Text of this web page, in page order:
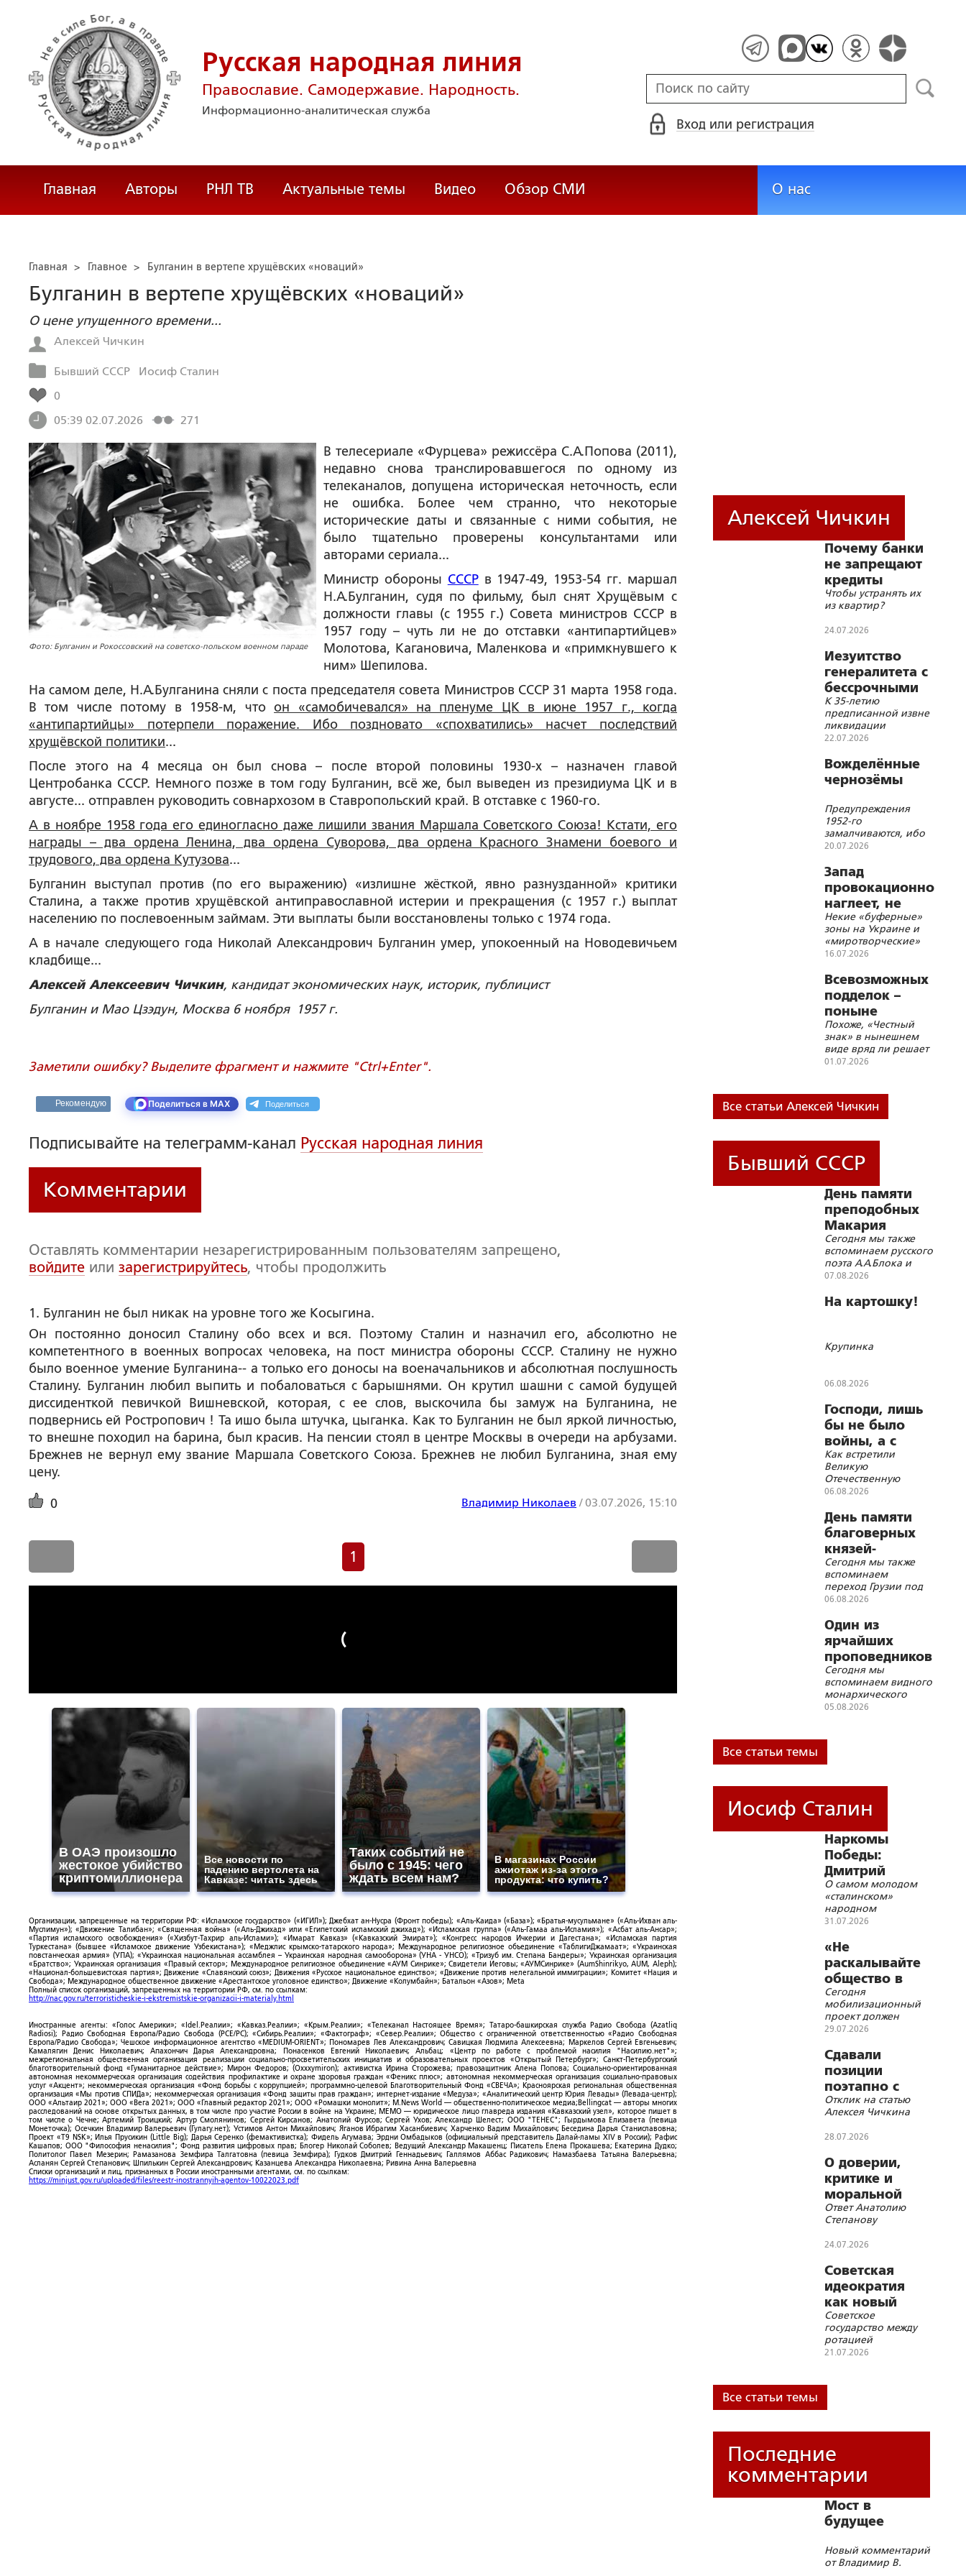
Русская народная линия
Православие. Самодержавие. Народность.
Информационно-аналитическая служба
Вход или регистрация
Главная Авторы РНЛ ТВ Актуальные темы Видео Обзор СМИ О нас
Главная > Главное > Булганин в вертепе хрущёвских «новаций»
Булганин в вертепе хрущёвских «новаций»
О цене упущенного времени...
Алексей Чичкин
Бывший СССР
Иосиф Сталин
0
05:39 02.07.2026
271
Фото: Булганин и Рокоссовский на советско-польском военном параде
В телесериале «Фурцева» режиссёра С.А.Попова (2011),
недавно снова транслировавшегося по одному из
телеканалов, допущена историческая неточность, если
не ошибка. Более чем странно, что некоторые
исторические даты и связанные с ними события, не
было тщательно проверены консультантами или
авторами сериала...
Министр обороны СССРв 1947-49, 1953-54 гг. маршал
Н.А.Булганин, судя по фильму, был снят Хрущёвым с
должности главы (с 1955 г.) Совета министров СССР в
1957 году – чуть ли не до отставки «антипартийцев»
Молотова, Кагановича, Маленкова и «примкнувшего к
ним» Шепилова.
На самом деле, Н.А.Булганина сняли с поста председателя совета Министров СССР 31 марта 1958 года.
В том числе потому в 1958-м, чтоон «самобичевался» на пленуме ЦК в июне 1957 г., когда
«антипартийцы» потерпели поражение. Ибо поздновато «спохватились» насчет последствий
хрущёвской политики...
После этого на 4 месяца он был снова – после второй половины 1930-х – назначен главой
Центробанка СССР. Немного позже в том году Булганин, всё же, был выведен из президиума ЦК и в
августе... отправлен руководить совнархозом в Ставропольский край. В отставке с 1960-го.
А в ноябре 1958 года его единогласно даже лишили звания Маршала Советского Союза! Кстати, его
награды – два ордена Ленина, два ордена Суворова, два ордена Красного Знамени боевого и
трудового, два ордена Кутузова...
Булганин выступал против (по его выражению) «излишне жёсткой, явно разнузданной» критики
Сталина, а также против хрущёвской антиправославной истерии и прекращения (с 1957 г.) выплат
населению по послевоенным займам. Эти выплаты были восстановлены только с 1974 года.
А в начале следующего года Николай Александрович Булганин умер, упокоенный на Новодевичьем
кладбище...
Алексей Алексеевич Чичкин, кандидат экономических наук, историк, публицист
Булганин и Мао Цзэдун, Москва 6 ноября 1957 г.
Заметили ошибку? Выделите фрагмент и нажмите "Ctrl+Enter".
Рекомендую Поделиться в MAX Поделиться
Подписывайте на телеграмм-канал Русская народная линия
Комментарии
Оставлять комментарии незарегистрированным пользователям запрещено,
войдите или зарегистрируйтесь, чтобы продолжить
1. Булганин не был никак на уровне того же Косыгина.
Он постоянно доносил Сталину обо всех и вся. Поэтому Сталин и назначил его, абсолютно не
компетентного в военных вопросах человека, на пост министра обороны СССР. Сталину не нужно
было военное умение Булганина-- а только его доносы на военачальников и абсолютная послушность
Сталину. Булганин любил выпить и побаловаться с барышнями. Он крутил шашни с самой будущей
диссиденткой певичкой Вишневской, которая, с ее слов, выскочила бы замуж на Булганина, не
подвернись ей Ростропович ! Та ишо была штучка, цыганка. Как то Булганин не был яркой личностью,
то внешне походил на барина, был красив. На пенсии стоял в центре Москвы в очереди на арбузами.
Брежнев не вернул ему звание Маршала Советского Союза. Брежнев не любил Булганина, зная ему
цену.
0 Владимир Николаев /03.07.2026, 15:10
1
В ОАЭ произошло
жестокое убийство
криптомиллионера
Все новости по
падению вертолета на
Кавказе: читать здесь
Таких событий не
было с 1945: чего
ждать всем нам?
В магазинах России
ажиотаж из-за этого
продукта: что купить?
Организации, запрещенные на территории РФ: «Исламское государство» («ИГИЛ»); Джебхат ан-Нусра (Фронт победы); «Аль-Каида» («База»); «Братья-мусульмане» («Аль-Ихван аль-
Муслимун»); «Движение Талибан»; «Священная война» («Аль-Джихад» или «Египетский исламский джихад»); «Исламская группа» («Аль-Гамаа аль-Исламия»); «Асбат аль-Ансар»;
«Партия исламского освобождения» («Хизбут-Тахрир аль-Ислами»); «Имарат Кавказ» («Кавказский Эмират»); «Конгресс народов Ичкерии и Дагестана»; «Исламская партия
Туркестана» (бывшее «Исламское движение Узбекистана»); «Меджлис крымско-татарского народа»; Международное религиозное объединение «ТаблигиДжамаат»; «Украинская
повстанческая армия» (УПА); «Украинская национальная ассамблея – Украинская народная самооборона» (УНА - УНСО); «Тризуб им. Степана Бандеры»; Украинская организация
«Братство»; Украинская организация «Правый сектор»; Международное религиозное объединение «АУМ Синрике»; Свидетели Иеговы; «АУМСинрике» (AumShinrikyo, AUM, Aleph);
«Национал-большевистская партия»; Движение «Славянский союз»; Движения «Русское национальное единство»; «Движение против нелегальной иммиграции»; Комитет «Нация и
Свобода»; Международное общественное движение «Арестантское уголовное единство»; Движение «Колумбайн»; Батальон «Азов»; Meta
Полный список организаций, запрещенных на территории РФ, см. по ссылкам:
http://nac.gov.ru/terroristicheskie-i-ekstremistskie-organizacii-i-materialy.html
Иностранные агенты: «Голос Америки»; «Idel.Реалии»; «Кавказ.Реалии»; «Крым.Реалии»; «Телеканал Настоящее Время»; Татаро-башкирская служба Радио Свобода (Azatliq
Radiosi); Радио Свободная Европа/Радио Свобода (PCE/PC); «Сибирь.Реалии»; «Фактограф»; «Север.Реалии»; Общество с ограниченной ответственностью «Радио Свободная
Европа/Радио Свобода»; Чешское информационное агентство «MEDIUM-ORIENT»; Пономарев Лев Александрович; Савицкая Людмила Алексеевна; Маркелов Сергей Евгеньевич;
Камалягин Денис Николаевич; Апахончич Дарья Александровна; Понасенков Евгений Николаевич; Альбац; «Центр по работе с проблемой насилия "Насилию.нет"»;
межрегиональная общественная организация реализации социально-просветительских инициатив и образовательных проектов «Открытый Петербург»; Санкт-Петербургский
благотворительный фонд «Гуманитарное действие»; Мирон Федоров; (Oxxxymiron); активистка Ирина Сторожева; правозащитник Алена Попова; Социально-ориентированная
автономная некоммерческая организация содействия профилактике и охране здоровья граждан «Феникс плюс»; автономная некоммерческая организация социально-правовых
услуг «Акцент»; некоммерческая организация «Фонд борьбы с коррупцией»; программно-целевой Благотворительный Фонд «СВЕЧА»; Красноярская региональная общественная
организация «Мы против СПИДа»; некоммерческая организация «Фонд защиты прав граждан»; интернет-издание «Медуза»; «Аналитический центр Юрия Левады» (Левада-центр);
ООО «Альтаир 2021»; ООО «Вега 2021»; ООО «Главный редактор 2021»; ООО «Ромашки монолит»; M.News World — общественно-политическое медиа;Bellingcat — авторы многих
расследований на основе открытых данных, в том числе про участие России в войне на Украине; МЕМО — юридическое лицо главреда издания «Кавказский узел», которое пишет в
том числе о Чечне; Артемий Троицкий; Артур Смолянинов; Сергей Кирсанов; Анатолий Фурсов; Сергей Ухов; Александр Шелест; ООО "ТЕНЕС"; Гырдымова Елизавета (певица
Монеточка); Осечкин Владимир Валерьевич (Гулагу.нет); Устимов Антон Михайлович; Яганов Ибрагим Хасанбиевич; Харченко Вадим Михайлович; Беседина Дарья Станиславовна;
Проект «T9 NSK»; Илья Прусикин (Little Big); Дарья Серенко (фемактивистка); Фидель Агумава; Эрдни Омбадыков (официальный представитель Далай-ламы XIV в России); Рафис
Кашапов; ООО "Философия ненасилия"; Фонд развития цифровых прав; Блогер Николай Соболев; Ведущий Александр Макашенц; Писатель Елена Прокашева; Екатерина Дудко;
Политолог Павел Мезерин; Рамазанова Земфира Талгатовна (певица Земфира); Гудков Дмитрий Геннадьевич; Галлямов Аббас Радикович; Намазбаева Татьяна Валерьевна;
Асланян Сергей Степанович; Шпилькин Сергей Александрович; Казанцева Александра Николаевна; Ривина Анна Валерьевна
Списки организаций и лиц, признанных в России иностранными агентами, см. по ссылкам:
https://minjust.gov.ru/uploaded/files/reestr-inostrannyih-agentov-10022023.pdf
Алексей Чичкин
Почему банки
не запрещают
кредиты
пенсионерам?
Чтобы устранять их
из квартир?
24.07.2026
Иезуитство
генералитета с
бессрочными
последствиями
К 35-летию
предписанной извне
ликвидации
Варшавского
22.07.2026
Вожделённые
чернозёмы
Предупреждения
1952-го
замалчиваются, ибо
игнорируются?..
20.07.2026
Запад
провокационно
наглеет, не
опасаясь за
киевские
власти...
Некие «буферные»
зоны на Украине и
«миротворческие»
переговоры с
16.07.2026
Всевозможных
подделок –
поныне
переизбыток?..
Похоже, «Честный
знак» в нынешнем
виде вряд ли решает
проблему
01.07.2026
Все статьи Алексей Чичкин
Бывший СССР
День памяти
преподобных
Макария
Унженского и
Христофора
Сольвычегодского
Сегодня мы также
вспоминаем русского
поэта А.А.Блока и
генерала А.И.Деникина
07.08.2026
На картошку!
Крупинка
06.08.2026
Господи, лишь
бы не было
войны, а с
остальным
справимся
всем миром
Как встретили
Великую
Отечественную
войну в моих
Русского Севера
06.08.2026
День памяти
благоверных
князей-
страстотерпцев
Бориса и Глеба
Сегодня мы также
вспоминаем
переход Грузии под
протекторат России
06.08.2026
Один из
ярчайших
проповедников
восстановления
Самодержавной
Монархии
Сегодня мы
вспоминаем видного
монархического
деятеля времен
В.И.Востокова и князя
Шаховского
05.08.2026
Все статьи темы
Иосиф Сталин
Наркомы
Победы:
Дмитрий
Устинов
О самом молодом
«сталинском»
народном
комиссаре
31.07.2026
«Не
раскалывайте
общество в
угоду врагам»
Сегодня
мобилизационный
проект должен
найти решения,
бы ввести в
военный оборот не
захваченную войной
половину общества
29.07.2026
Сдавали
позиции
поэтапно с
давних пор...
Отклик на статью
Алексея Чичкина
28.07.2026
О доверии,
критике и
моральной
мобилизации
Ответ Анатолию
Степанову
24.07.2026
Советская
идеократия
как новый
принцип
организации
власти в XX
вторая
Советское
государство между
ротацией
чиновничества и
21.07.2026
Все статьи темы
Последние
комментарии
Мост в
будущее
Новый комментарий
от Владимир В.